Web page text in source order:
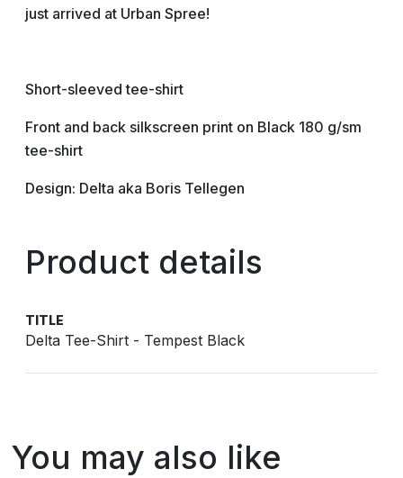
just arrived at Urban Spree!
Short-sleeved tee-shirt
Front and back silkscreen print on Black 180 g/sm
tee-shirt
Design: Delta aka Boris Tellegen
Product details
TITLE
Delta Tee-Shirt - Tempest Black
You may also like